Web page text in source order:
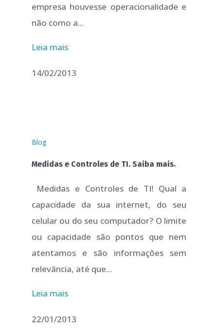
empresa houvesse operacionalidade e
não como a...
Leia mais
14/02/2013
Blog
Medidas e Controles de TI. Saiba mais.
Medidas e Controles de TI! Qual a
capacidade da sua internet, do seu
celular ou do seu computador? O limite
ou capacidade são pontos que nem
atentamos e são informações sem
relevância, até que...
Leia mais
22/01/2013